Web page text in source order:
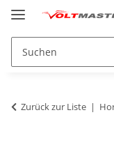
Zurück zur Liste